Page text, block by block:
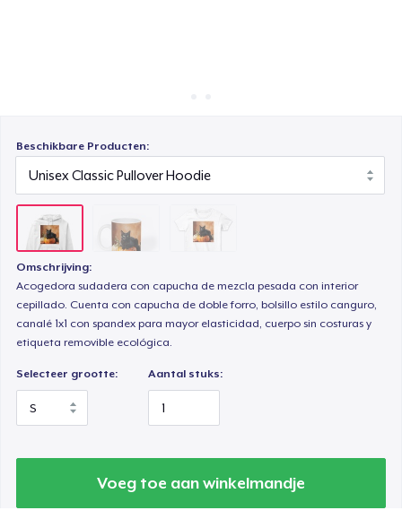
Beschikbare Producten:
Omschrijving:
Acogedora sudadera con capucha de mezcla pesada con interior
cepillado. Cuenta con capucha de doble forro, bolsillo estilo canguro,
canalé 1x1 con spandex para mayor elasticidad, cuerpo sin costuras y
etiqueta removible ecológica.
Selecteer grootte: Aantal stuks:
Voeg toe aan winkelmandje